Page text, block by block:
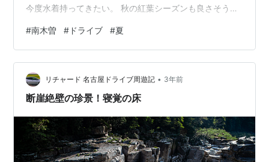
今度水着持ってきたい。 秋の紅葉シーズンも良さそう。
鏡の大きさには驚きました。 実質世界最大級のデジカメ
となり、カメラオタクの胸を躍らせる施設。 寝覚の床
trip.richardh.work スーパーマリオみたいな気分になれる
ところ。 ただし、足をしくじると大怪我！ 注意して見学
してくださ…
#南木曽 # ドライブ #夏
リチャード 名古屋ドライブ周遊記 • 3年前
断崖絶壁の珍景！寝覚の床